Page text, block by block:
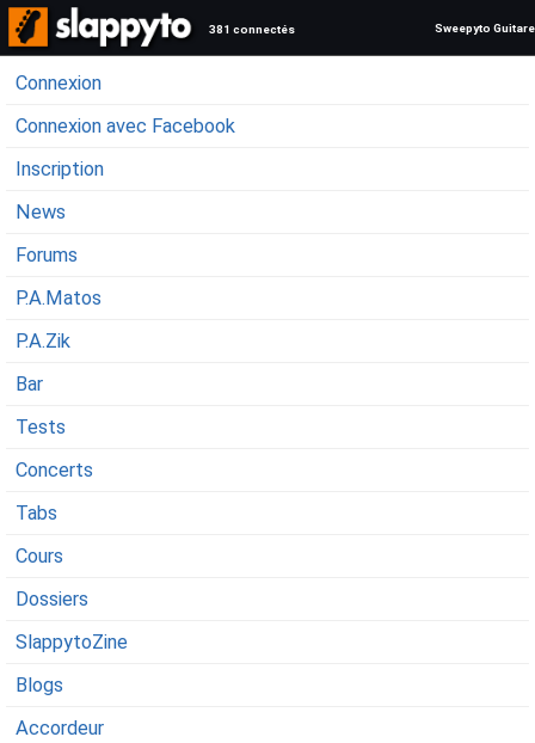
381 connectés Sweepyto Guitare
Connexion
Connexion avec Facebook
Inscription
News
Forums
P.A.Matos
P.A.Zik
Bar
Tests
Concerts
Tabs
Cours
Dossiers
SlappytoZine
Blogs
Accordeur